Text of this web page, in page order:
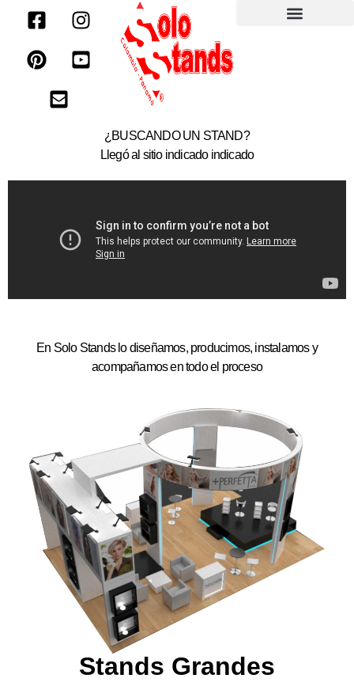
¿BUSCANDO UN STAND?
Llegó al sitio indicado indicado
En Solo Stands lo diseñamos, producimos, instalamos y
acompañamos en todo el proceso
Stands Grandes